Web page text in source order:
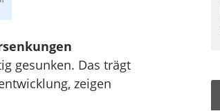
gesunken. Das trägt
zeigen